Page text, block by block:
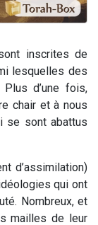
inscrites de
lesquelles des
Plus d’une fois,
chair et à nous
se sont abattus
d’assimilation)
qui ont
Nombreux, et
mailles de leur